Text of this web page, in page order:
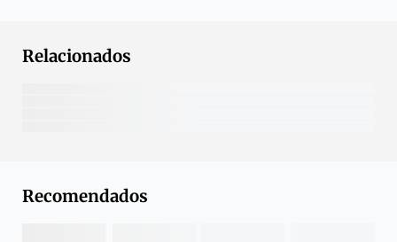
Relacionados
Recomendados